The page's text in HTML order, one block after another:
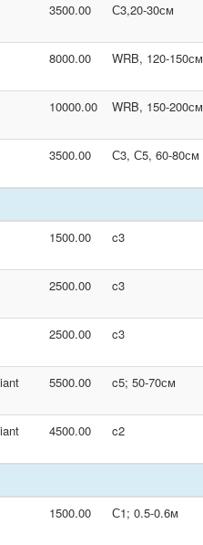
3500.00 С3,20-30см
8000.00 WRB, 120-150см
10000.00 WRB, 150-200см
3500.00 С3, С5, 60-80см
1500.00 c3
2500.00 c3
2500.00 c3
5500.00 c5; 50-70см
4500.00 c2
1500.00 С1; 0.5-0.6м